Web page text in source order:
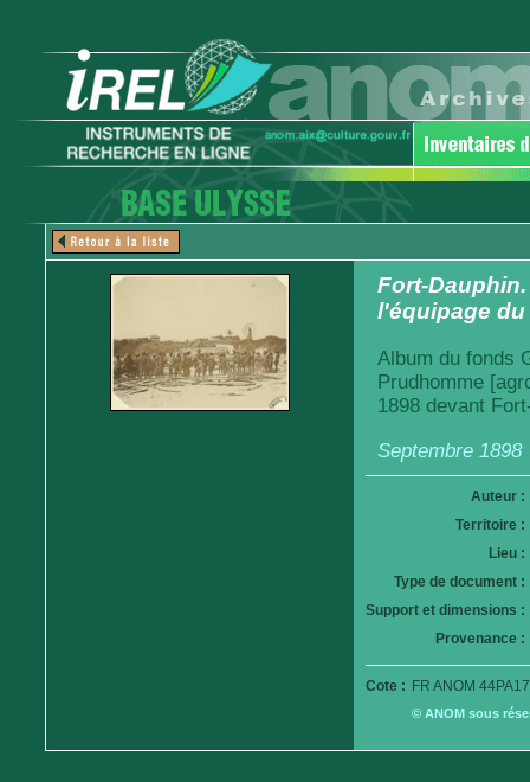
Fort-
l'équipage du
Album du fonds
Prudhomme
1898 devant
Septembre 1898
Auteur :
Territoire :
Lieu :
Type de document :
Support et dimensions :
Provenance :
Cote : FR ANOM
© ANOM sous